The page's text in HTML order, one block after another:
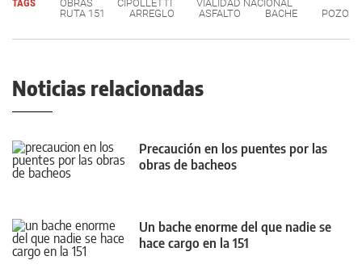
TAGS OBRAS CIPOLLETTI
VIALIDAD NACIONAL
RUTA 151
ARREGLO ASFALTO BACHE POZO
Noticias relacionadas
Precaución en los puentes por las
obras de bacheos
Un bache enorme del que nadie se
hace cargo en la 151